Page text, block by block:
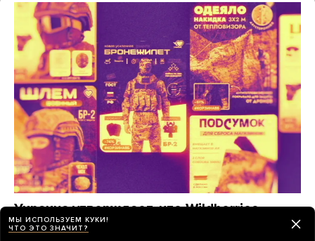
Украина утверждает, что Wildberries
помогает снабжать армию РФ. Это
МЫ ИСПОЛЬЗУЕМ КУКИ!
ЧТО ЭТО ЗНАЧИТ?